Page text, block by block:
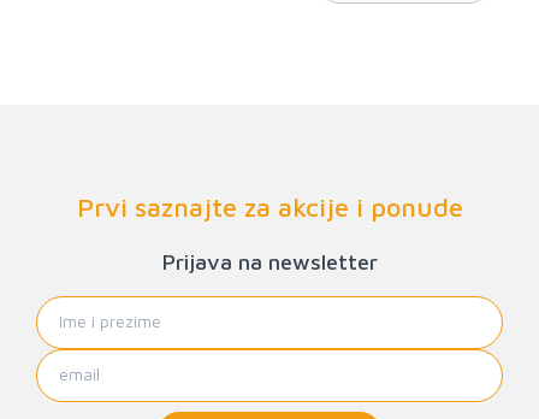
Prvi saznajte za akcije i ponude
Prijava na newsletter